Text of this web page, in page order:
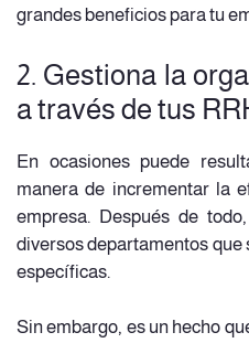
grandes beneficios para tu
2. Gestiona la
a través de tus
En ocasiones puede
manera de incrementar la
empresa. Después de
diversos departamentos
específicas.
Sin embargo, es un hecho